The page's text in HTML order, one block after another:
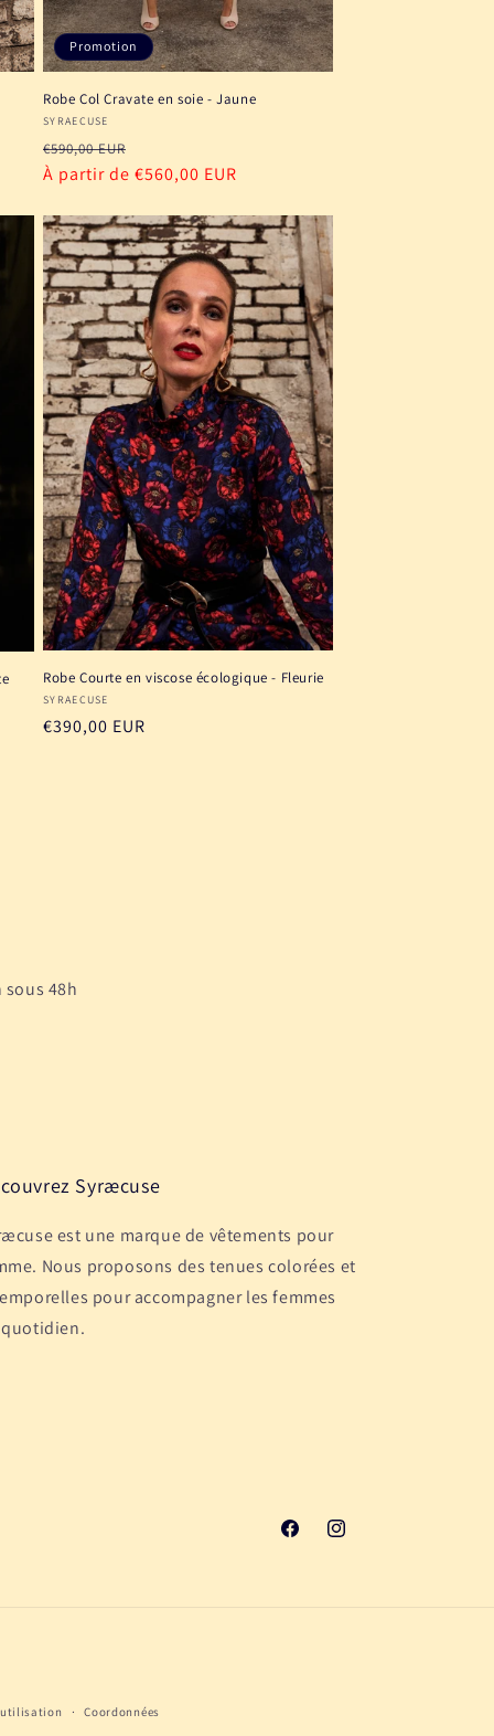
Promotion
Robe Col Cravate en soie - Jaune
Fournisseur :
SYRAECUSE
Prix
habituel
€590,00 EUR
promotionnel
À partir de €560,00 EUR
Robe Courte en viscose écologique - Fleurie
Fournisseur :
SYRAECUSE
Prix
€390,00 EUR
48h
Syræcuse
est une marque de vêtements pour
Nous proposons des tenues colorées et
pour accompagner les femmes
FacebookInstagram
Coordonnées